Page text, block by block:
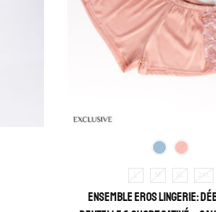
L M XL 2XL
Ensemble Eros Lingerie: